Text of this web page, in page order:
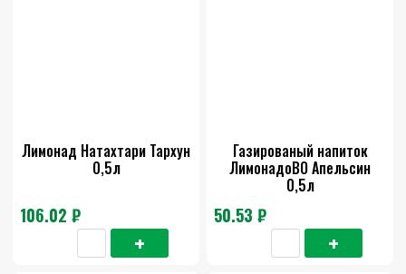
Лимонад Натахтари Тархун
0,5л
106.02 ₽
Газированый напиток
ЛимонадоВО Апельсин
0,5л
50.53 ₽